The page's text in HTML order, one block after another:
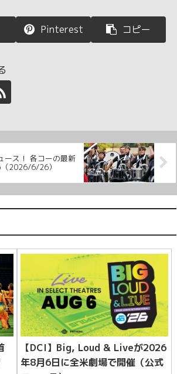
Pinterest コピー
ース！ 各コーの最新
2026/6/26）
【DCI】Big, Loud & Liveが2026
年8月6日に全米劇場で開催（公式